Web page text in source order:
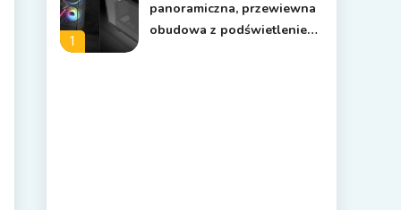
1
panoramiczna, przewiewna
obudowa z podświetleniem